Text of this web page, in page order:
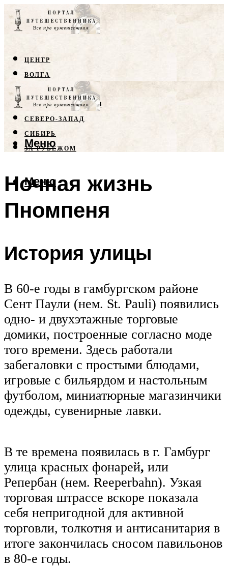
ЦЕНТР
ВОЛГА
КРЫМ
СЕВЕРНЫЙ КАВКАЗ
СЕВЕРО-ЗАПАД
СИБИРЬ
ЗА РУБЕЖОМ
Меню
Меню
Ночная жизнь
Пномпеня
История улицы
В 60-е годы в гамбургском районе
Сент Паули (нем. St. Pauli) появились
одно- и двухэтажные торговые
домики, построенные согласно моде
того времени. Здесь работали
забегаловки с простыми блюдами,
игровые с бильярдом и настольным
футболом, миниатюрные магазинчики
одежды, сувенирные лавки.
В те времена появилась в г. Гамбург
улица красных фонарей, или
Репербан (нем. Reeperbahn). Узкая
торговая штрассе вскоре показала
себя непригодной для активной
торговли, толкотня и антисанитария в
итоге закончилась сносом павильонов
в 80-е годы.